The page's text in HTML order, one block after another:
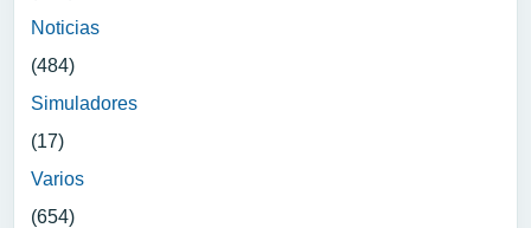
Noticias
(484)
Simuladores
(17)
Varios
(654)